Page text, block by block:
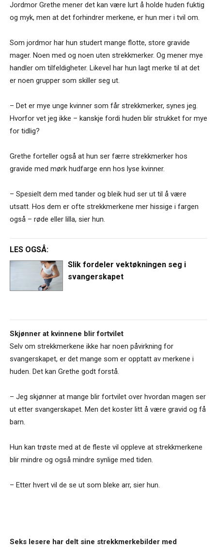
Jordmor Grethe mener det kan være lurt å holde huden fuktig
og myk, men at det forhindrer merkene, er hun mer i tvil om.
Som jordmor har hun studert mange flotte, store gravide
mager. Noen med og noen uten strekkmerker. Og mener mye
handler om tilfeldigheter. Likevel har hun lagt merke til at det
er noen grupper som skiller seg ut.
– Det er mye unge kvinner som får strekkmerker, synes jeg.
Hvorfor vet jeg ikke – kanskje fordi huden blir strukket for mye
for tidlig?
Grethe forteller også at hun ser færre strekkmerker hos
gravide med mørk hudfarge enn hos lyse kvinner.
– Spesielt dem med tander og bleik hud ser ut til å være
utsatt. Hos dem er ofte strekkmerkene mer hissige i fargen
også – røde eller lilla, sier hun.
LES OGSÅ:
Slik fordeler vektøkningen seg i
svangerskapet
Skjønner at kvinnene blir fortvilet
Selv om strekkmerkene ikke har noen påvirkning for
svangerskapet, er det mange som er opptatt av merkene i
huden. Det kan Grethe godt forstå.
– Jeg skjønner at mange blir fortvilet over hvordan magen ser
ut etter svangerskapet. Men det koster litt å være gravid og få
barn.
Hun kan trøste med at de fleste vil oppleve at strekkmerkene
blir mindre og også mindre synlige med tiden.
– Etter hvert vil de se ut som bleke arr, sier hun.
Seks lesere har delt sine strekkmerkebilder med